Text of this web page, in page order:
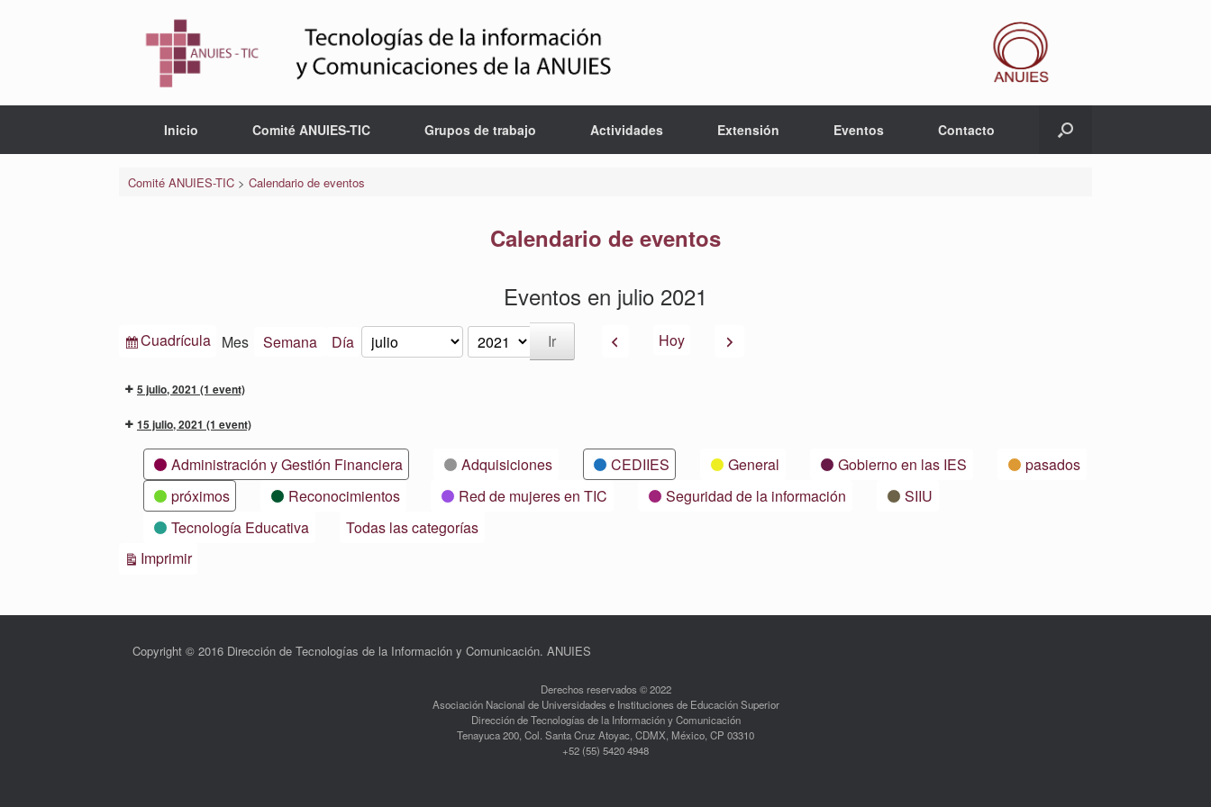
Inicio Comité ANUIES-TIC Grupos de trabajo Actividades Extensión Eventos Contacto
Comité ANUIES-TIC> Calendario de eventos
Calendario de eventos
Eventos en julio 2021
Ver
Cuadrícula Mes Semana Día Mes
Año AnteriorHoy Siguiente
5 julio, 2021 (1 event)
15 julio, 2021 (1 event)
CategoríasAdministración y Gestión Financiera Adquisiciones CEDIIES General Gobierno en las IES
pasados
próximos
Reconocimientos Red de mujeres en TIC Seguridad de la información
SIIU
Tecnología Educativa
Todas las categorías
ImprimirVistas
Copyright © 2016 Dirección de Tecnologías de la Información y Comunicación. ANUIES
Derechos reservados © 2022
Asociación Nacional de Universidades e Instituciones de Educación Superior
Dirección de Tecnologías de la Información y Comunicación
Tenayuca 200, Col. Santa Cruz Atoyac, CDMX, México, CP 03310
+52 (55) 5420 4948